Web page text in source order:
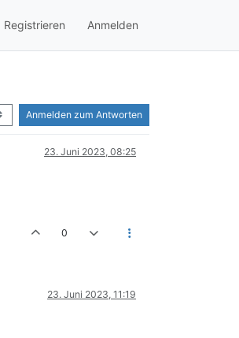
Registrieren Anmelden
Anmelden zum Antworten
23. Juni 2023, 08:25
0
23. Juni 2023, 11:19